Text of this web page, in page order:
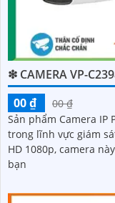
❇ CAMERA VP-
00 ₫
00 ₫
Sản phẩm Camera IP
trong lĩnh vực giám sát an ninh. Với chất
HD 1080p, camera
bạn